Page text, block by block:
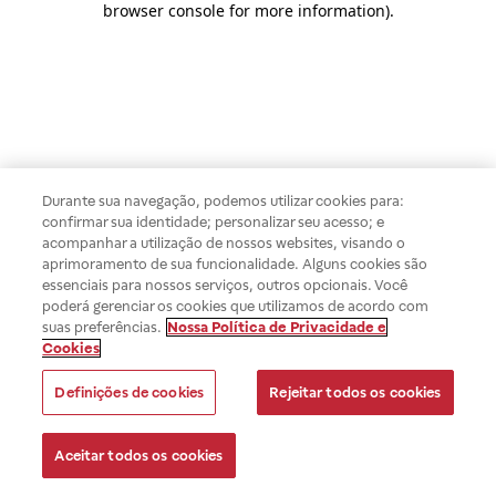
browser console for more information).
Durante sua navegação, podemos utilizar cookies para:
confirmar sua identidade; personalizar seu acesso; e
acompanhar a utilização de nossos websites, visando o
aprimoramento de sua funcionalidade. Alguns cookies são
essenciais para nossos serviços, outros opcionais. Você
poderá gerenciar os cookies que utilizamos de acordo com
suas preferências. Nossa Política de Privacidade e
Cookies
Definições de cookies Rejeitar todos os cookies
Aceitar todos os cookies